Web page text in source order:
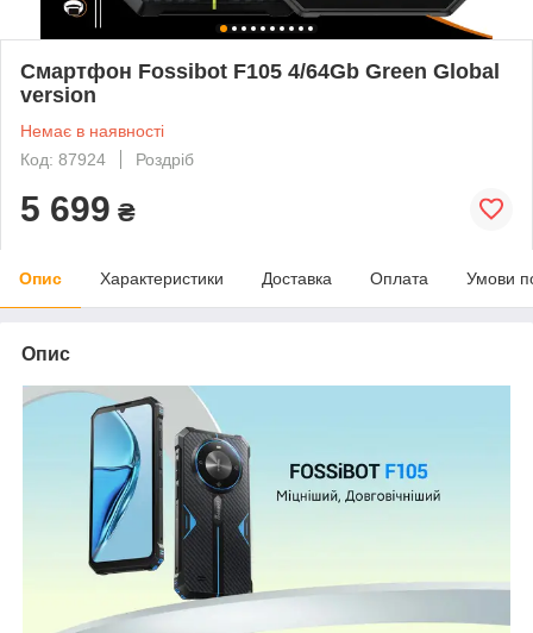
Смартфон Fossibot F105 4/64Gb Green Global
version
Немає в наявності
Код: 87924
Роздріб
5 699 ₴
Опис Характеристики Доставка Оплата Умови
Опис